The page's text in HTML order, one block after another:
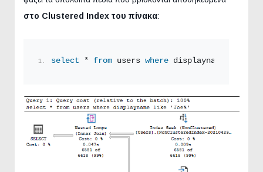
στο Clustered Index του πίνακα:
select * from users where displayname